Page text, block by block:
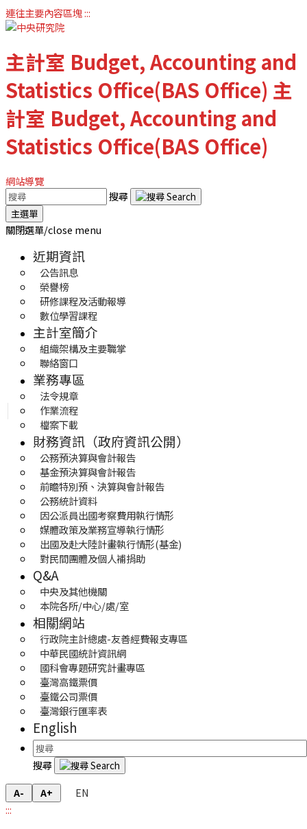
連往主要內容區塊:::
主計室 Budget, Accounting and
Statistics Office(BAS Office) 主
計室 Budget, Accounting and
Statistics Office(BAS Office)
網站導覽
搜尋
主選單
關閉選單/close menu
近期資訊
公告訊息
榮譽榜
研修課程及活動報導
數位學習課程
主計室簡介
組織架構及主要職掌
聯絡窗口
業務專區
法令規章
作業流程
檔案下載
財務資訊（政府資訊公開）
公務預決算與會計報告
基金預決算與會計報告
前瞻特別預、決算與會計報告
公務統計資料
因公派員出國考察費用執行情形
媒體政策及業務宣導執行情形
出國及赴大陸計畫執行情形(基金)
對民間團體及個人補捐助
Q&A
中央及其他機關
本院各所/中心/處/室
相關網站
行政院主計總處-友善經費報支專區
中華民國統計資訊網
國科會專題研究計畫專區
臺灣高鐵票價
臺鐵公司票價
臺灣銀行匯率表
English
搜尋
A- A+
EN
:::